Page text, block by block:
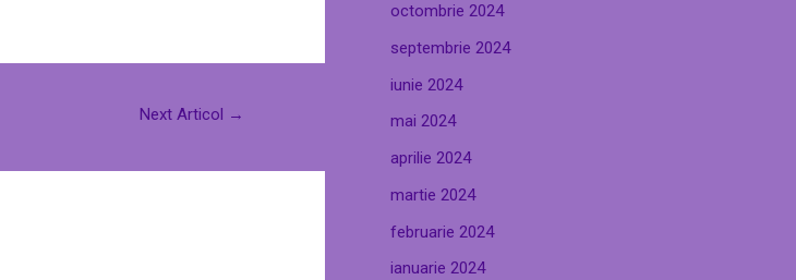
Next Articol →
octombrie 2024
septembrie 2024
iunie 2024
mai 2024
aprilie 2024
martie 2024
februarie 2024
ianuarie 2024